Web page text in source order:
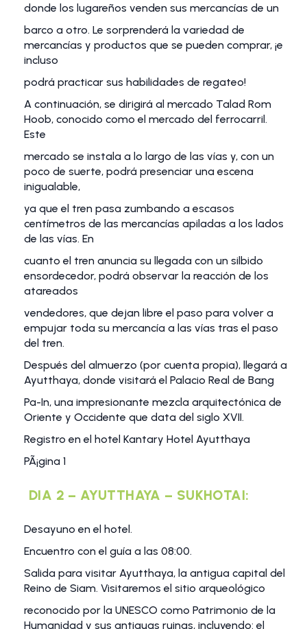
donde los lugareños venden sus mercancías de un
barco a otro. Le sorprenderá la variedad de
mercancías y productos que se pueden comprar, ¡e
incluso
podrá practicar sus habilidades de regateo!
A continuación, se dirigirá al mercado Talad Rom
Hoob, conocido como el mercado del ferrocarril.
Este
mercado se instala a lo largo de las vías y, con un
poco de suerte, podrá presenciar una escena
inigualable,
ya que el tren pasa zumbando a escasos
centímetros de las mercancías apiladas a los lados
de las vías. En
cuanto el tren anuncia su llegada con un silbido
ensordecedor, podrá observar la reacción de los
atareados
vendedores, que dejan libre el paso para volver a
empujar toda su mercancía a las vías tras el paso
del tren.
Después del almuerzo (por cuenta propia), llegará a
Ayutthaya, donde visitará el Palacio Real de Bang
Pa-In, una impresionante mezcla arquitectónica de
Oriente y Occidente que data del siglo XVII.
Registro en el hotel Kantary Hotel Ayutthaya
PÃ¡gina 1
DIA 2 – AYUTTHAYA – SUKHOTAI:
Desayuno en el hotel.
Encuentro con el guía a las 08:00.
Salida para visitar Ayutthaya, la antigua capital del
Reino de Siam. Visitaremos el sitio arqueológico
reconocido por la UNESCO como Patrimonio de la
Humanidad y sus antiguas ruinas, incluyendo: el